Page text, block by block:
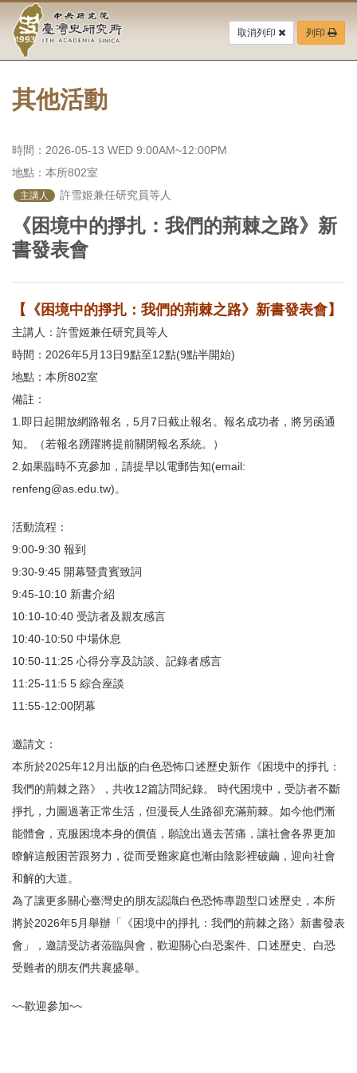
要
中
央
研
究
院-
臺
灣
史
研
究
所-
首
頁
取消列印 列印
其他活動
時間：2026-05-13 WED 9:00AM~12:00PM
地點：本所802室
主講人 許雪姬兼任研究員等人
《困境中的掙扎：我們的荊棘之路》新
書發表會
【《困境中的掙扎：我們的荊棘之路》新書發表會】
主講人：許雪姬兼任研究員等人
時間：2026年5月13日9點至12點(9點半開始)
地點：本所802室
備註：
1.即日起開放網路報名，5月7日截止報名。報名成功者，將另函通
知。（若報名踴躍將提前關閉報名系統。）
2.如果臨時不克參加，請提早以電郵告知(email:
renfeng@as.edu.tw)。
活動流程：
9:00-9:30 報到
9:30-9:45 開幕暨貴賓致詞
9:45-10:10 新書介紹
10:10-10:40 受訪者及親友感言
10:40-10:50 中場休息
10:50-11:25 心得分享及訪談、記錄者感言
11:25-11:5 5 綜合座談
11:55-12:00閉幕
邀請文：
本所於2025年12月出版的白色恐怖口述歷史新作《困境中的掙扎：
我們的荊棘之路》，共收12篇訪問紀錄。 時代困境中，受訪者不斷
掙扎，力圖過著正常生活，但漫長人生路卻充滿荊棘。如今他們漸
能體會，克服困境本身的價值，願說出過去苦痛，讓社會各界更加
瞭解這般困苦跟努力，從而受難家庭也漸由陰影裡破繭，迎向社會
和解的大道。
為了讓更多關心臺灣史的朋友認識白色恐怖專題型口述歷史，本所
將於2026年5月舉辦「《困境中的掙扎：我們的荊棘之路》新書發表
會」，邀請受訪者蒞臨與會，歡迎關心白恐案件、口述歷史、白恐
受難者的朋友們共襄盛舉。
~~歡迎參加~~